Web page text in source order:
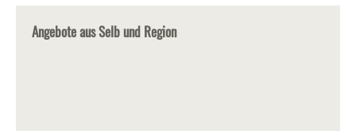
Angebote aus Selb und Region